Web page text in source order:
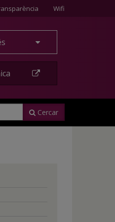
Wifi
Cercar